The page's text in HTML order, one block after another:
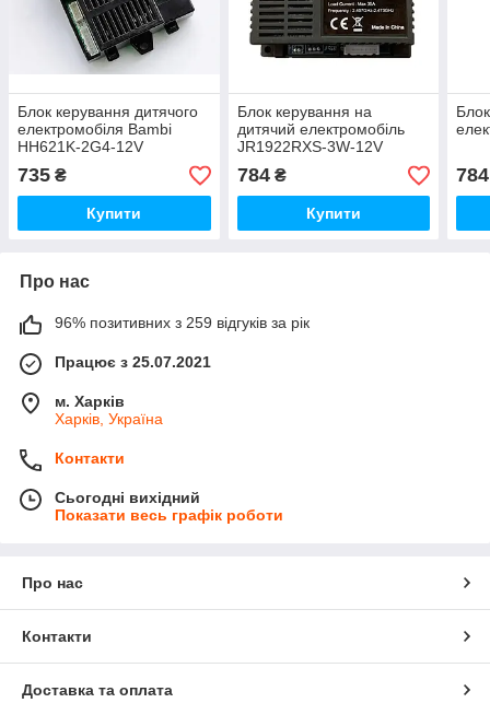
Блок керування дитячого
електромобіля Bambi
HH621K-2G4-12V
735 ₴
Купити
Блок керування на
дитячий електромобіль
JR1922RXS-3W-12V
784₴
Купити
784
Про нас
96% позитивних з 259 відгуків за рік
Працює з 25.07.2021
м. Харків
Харків, Україна
Контакти
Сьогодні вихідний
Показати весь графік роботи
Про нас
Контакти
Доставка та оплата